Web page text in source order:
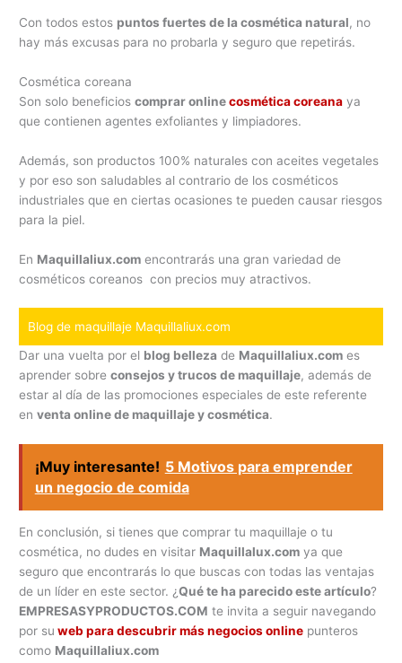
Con todos estos puntos fuertes de la cosmética natural, no
hay más excusas para no probarla y seguro que repetirás.
Cosmética coreana
Son solo beneficioscomprar onlinecosmética coreana ya
que contienen agentes exfoliantes y limpiadores.
Además, son productos 100% naturales con aceites vegetales
y por eso son saludables al contrario de los cosméticos
industriales que en ciertas ocasiones te pueden causar riesgos
para la piel.
En Maquillaliux.com encontrarás una gran variedad de
cosméticos coreanos con precios muy atractivos.
Blog de maquillaje Maquillaliux.com
Dar una vuelta por el blog belleza de Maquillaliux.com es
aprender sobreconsejos y trucos de maquillaje, además de
estar al día de las promociones especiales de este referente
enventa online de maquillaje y cosmética.
¡Muy interesante! 5 Motivos para emprender
un negocio de comida
En conclusión, si tienes que comprar tu maquillaje o tu
cosmética, no dudes en visitar Maquillalux.com ya que
seguro que encontrarás lo que buscas con todas las ventajas
de un líder en este sector. ¿Qué te ha parecido este artículo?
EMPRESASYPRODUCTOS.COM te invita a seguir navegando
por su web para descubrir más negocios online punteros
como Maquillaliux.com